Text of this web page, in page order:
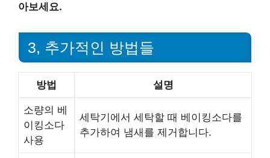
아보세요.
3, 추가적인 방법들
방법 설명
소량의 베
이킹소다
사용
세탁기에서 세탁할 때 베이킹소다를
추가하여 냄새를 제거합니다.